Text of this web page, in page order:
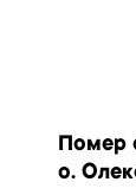
Помер
о.